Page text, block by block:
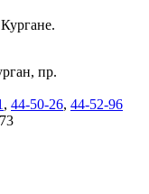
пр.
, 44-50-26, 44-52-96